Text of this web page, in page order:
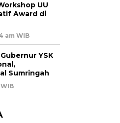
UU
Award di
am WIB
YSK
Sumringah